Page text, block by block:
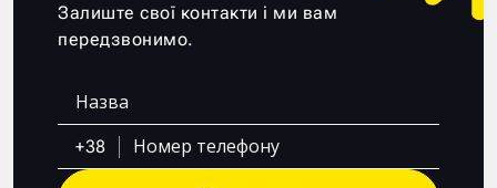
Залиште свої контакти і ми вам
передзвонимо.
+38